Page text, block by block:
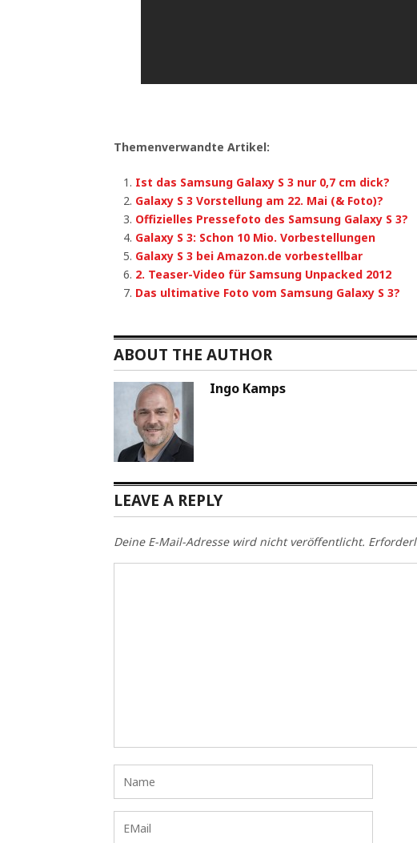
Themenverwandte Artikel:
Ist das Samsung Galaxy S 3 nur 0,7 cm dick?
Galaxy S 3 Vorstellung am 22. Mai (& Foto)?
Offizielles Pressefoto des Samsung Galaxy S 3?
Galaxy S 3: Schon 10 Mio. Vorbestellungen
Galaxy S 3 bei Amazon.de vorbestellbar
2. Teaser-Video für Samsung Unpacked 2012
Das ultimative Foto vom Samsung Galaxy S 3?
ABOUT THE AUTHOR
Ingo Kamps
LEAVE A REPLY
Deine E-Mail-Adresse wird nicht veröffentlicht.